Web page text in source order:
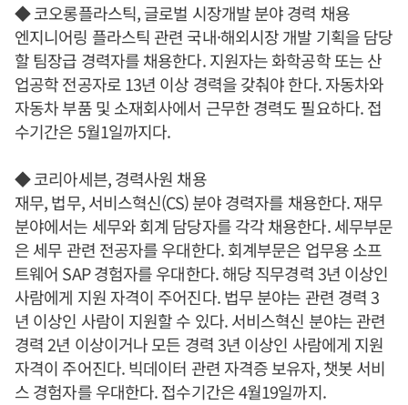
◆ 코오롱플라스틱, 글로벌 시장개발 분야 경력 채용
엔지니어링 플라스틱 관련 국내·해외시장 개발 기획을 담당
할 팀장급 경력자를 채용한다. 지원자는 화학공학 또는 산
업공학 전공자로 13년 이상 경력을 갖춰야 한다. 자동차와
자동차 부품 및 소재회사에서 근무한 경력도 필요하다. 접
수기간은 5월1일까지다.
◆ 코리아세븐, 경력사원 채용
재무, 법무, 서비스혁신(CS) 분야 경력자를 채용한다. 재무
분야에서는 세무와 회계 담당자를 각각 채용한다. 세무부문
은 세무 관련 전공자를 우대한다. 회계부문은 업무용 소프
트웨어 SAP 경험자를 우대한다. 해당 직무경력 3년 이상인
사람에게 지원 자격이 주어진다. 법무 분야는 관련 경력 3
년 이상인 사람이 지원할 수 있다. 서비스혁신 분야는 관련
경력 2년 이상이거나 모든 경력 3년 이상인 사람에게 지원
자격이 주어진다. 빅데이터 관련 자격증 보유자, 챗봇 서비
스 경험자를 우대한다. 접수기간은 4월19일까지.